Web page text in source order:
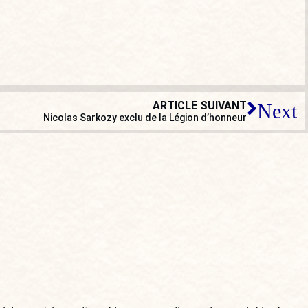
ARTICLE SUIVANT
Nicolas Sarkozy exclu de la Légion d’honneur Next